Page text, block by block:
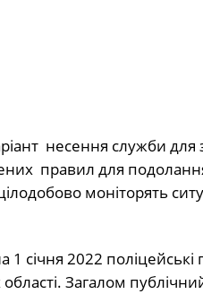
несення служби
правил для
моніторять
1 січня 2022
Загалом